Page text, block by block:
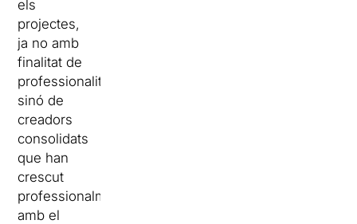
els
projectes,
ja no amb
finalitat de
professionalització,
sinó de
creadors
consolidats
que han
crescut
professionalment
amb el